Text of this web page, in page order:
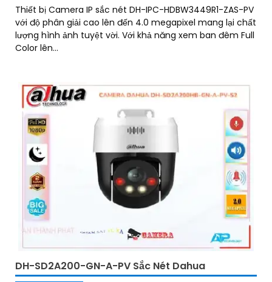
Thiết bị Camera IP sắc nét DH-IPC-HDBW3449R1-ZAS-PV
với độ phân giải cao lên đến 4.0 megapixel mang lại chất
lượng hình ảnh tuyệt vời. Với khả năng xem ban đêm Full
Color lên...
DH-SD2A200-GN-A-PV Sắc Nét Dahua